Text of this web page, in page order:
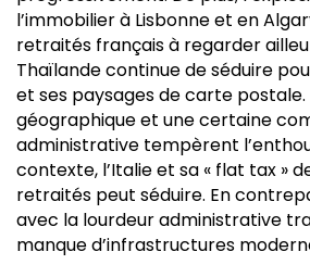
l’immobilier à Lisbonne et en
retraités français à regarder
Thaïlande continue de séduire
et ses paysages de carte postale.
géographique et une certaine
administrative tempèrent
contexte, l’Italie et sa « flat tax »
retraités peut séduire. En
avec la lourdeur administrative
manque d’infrastructures